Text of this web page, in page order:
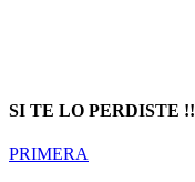
SI TE LO PERDISTE !!
PRIMERA